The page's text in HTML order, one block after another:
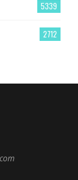
5339
2712